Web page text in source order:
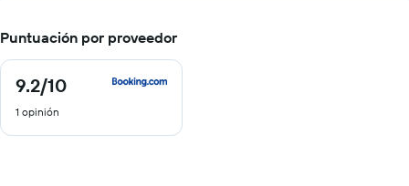
Puntuación por proveedor
9.2/10
9.2
10
1 opinión